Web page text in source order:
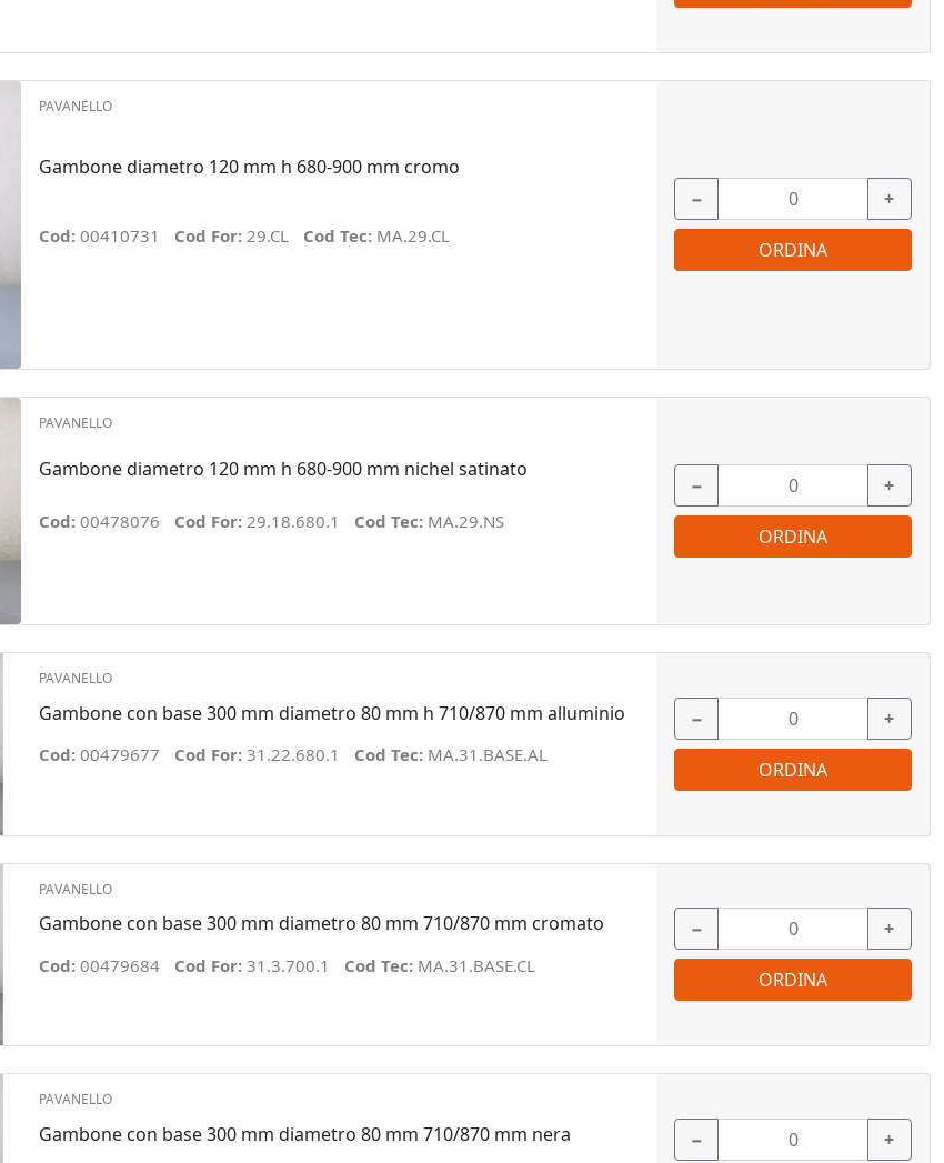
PAVANELLO
Gambone diametro 120 mm h 680-900 mm cromo
Cod: 00410731 Cod For: 29.CL Cod Tec: MA.29.CL
− +
ORDINA
PAVANELLO
Gambone diametro 120 mm h 680-900 mm nichel satinato
Cod: 00478076 Cod For: 29.18.680.1 Cod Tec: MA.29.NS
− +
ORDINA
PAVANELLO
Gambone con base 300 mm diametro 80 mm h 710/870 mm alluminio
Cod: 00479677 Cod For: 31.22.680.1 Cod Tec: MA.31.BASE.AL
− +
ORDINA
PAVANELLO
Gambone con base 300 mm diametro 80 mm 710/870 mm cromato
Cod: 00479684 Cod For: 31.3.700.1 Cod Tec: MA.31.BASE.CL
− +
ORDINA
PAVANELLO
Gambone con base 300 mm diametro 80 mm 710/870 mm nera − +